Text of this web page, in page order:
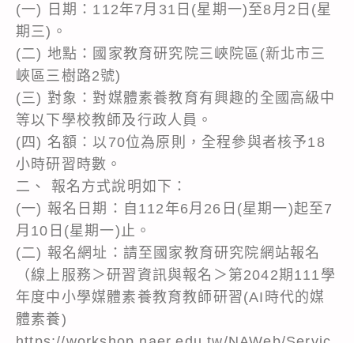
(一) 日期：112年7月31日(星期一)至8月2日(星
期三)。
(二) 地點：國家教育研究院三峽院區(新北市三
峽區三樹路2號)
(三) 對象：對媒體素養教育有興趣的全國高級中
等以下學校教師及行政人員。
(四) 名額：以70位為原則，全程參與者核予18
小時研習時數。
二、 報名方式說明如下：
(一) 報名日期：自112年6月26日(星期一)起至7
月10日(星期一)止。
(二) 報名網址：請至國家教育研究院網站報名
（線上服務＞研習資訊與報名＞第2042期111學
年度中小學媒體素養教育教師研習(AI時代的媒
體素養)